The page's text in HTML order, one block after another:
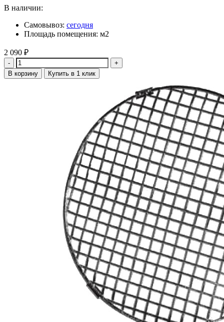
В наличии:
Самовывоз: сегодня
Площадь помещения: м2
2 090 ₽
Количество
В корзину Купить в 1 клик